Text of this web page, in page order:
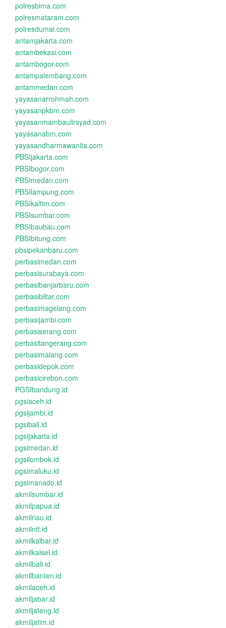
polresbima.com
polresmataram.com
polresdumai.com
antamjakarta.com
antambekasi.com
antambogor.com
antampalembang.com
antammedan.com
yayasanarrohmah.com
yayasanpkbm.com
yayasanmambaulirsyad.com
yayasanabm.com
yayasandharmawanita.com
PBSIjakarta.com
PBSIbogor.com
PBSImedan.com
PBSIlampung.com
PBSIkaltim.com
PBSIsumbar.com
PBSIbaubau.com
PBSIbitung.com
pbsipekanbaru.com
perbasimedan.com
perbasisurabaya.com
perbasibanjarbaru.com
perbasiblitar.com
perbasimagelang.com
perbasijambi.com
perbasiserang.com
perbasitangerang.com
perbasimalang.com
perbasidepok.com
perbasicirebon.com
PGSIbandung.id
pgsiaceh.id
pgsijambi.id
pgsibali.id
pgsijakarta.id
pgsimedan.id
pgsilombok.id
pgsimaluku.id
pgsimanado.id
akmilsumbar.id
akmilpapua.id
akmilriau.id
akmilntt.id
akmilkalbar.id
akmilkalsel.id
akmilbali.id
akmilbanten.id
akmilaceh.id
akmiljabar.id
akmiljateng.id
akmiljatim.id